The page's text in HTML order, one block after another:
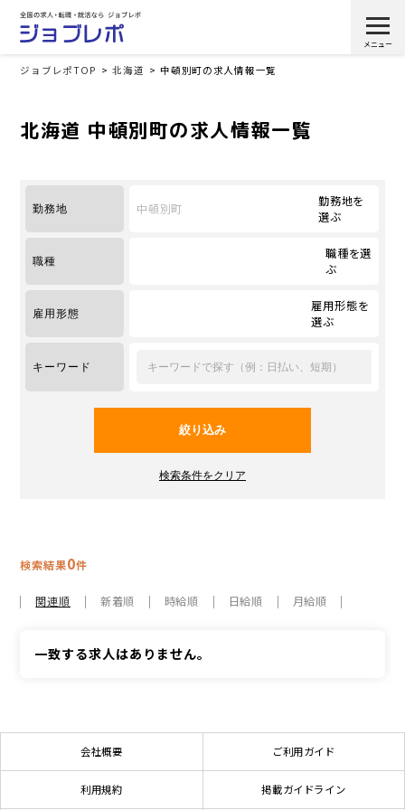
ジョブレポTOP 北海道 中頓別町の求人情報一覧
北海道 中頓別町の求人情報一覧
勤務地 中頓別町
勤務地を
選ぶ
職種
職種を選
ぶ
雇用形態
雇用形態を
選ぶ
キーワード
検索結果0件
関連順 新着順 時給順 日給順 月給順
一致する求人はありません。
会社概要 ご利用ガイド
利用規約 掲載ガイドライン